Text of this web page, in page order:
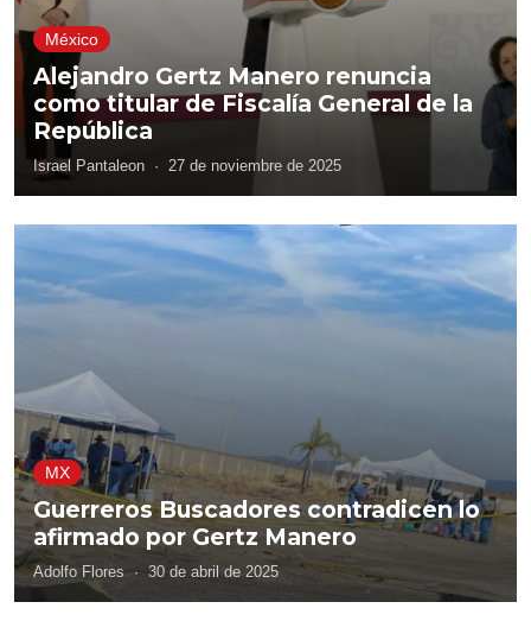
México
Alejandro Gertz Manero renuncia
como titular de Fiscalía General de la
República
Israel Pantaleon · 27 de noviembre de 2025
MX
Guerreros Buscadores contradicen lo
afirmado por Gertz Manero
Adolfo Flores · 30 de abril de 2025